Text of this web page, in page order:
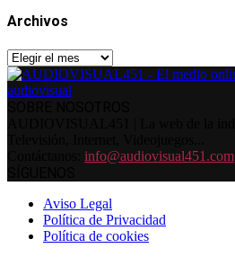
Archivos
Archivos
info@audiovisual451.com
Aviso Legal
Política de Privacidad
Política de cookies